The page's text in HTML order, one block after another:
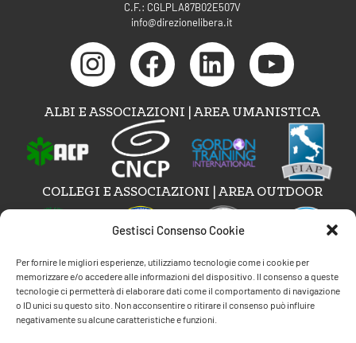
Gestisci Consenso Cookie
Per fornire le migliori esperienze, utilizziamo tecnologie come i cookie per
memorizzare e/o accedere alle informazioni del dispositivo. Il consenso a queste
tecnologie ci permetterà di elaborare dati come il comportamento di navigazione
o ID unici su questo sito. Non acconsentire o ritirare il consenso può influire
negativamente su alcune caratteristiche e funzioni.
C.F.: CGLPLA87B02E507V
info@direzionelibera.it
ALBI E ASSOCIAZIONI | AREA UMANISTICA
COLLEGI E ASSOCIAZIONI | AREA OUTDOOR
AREE DI COMPETENZA